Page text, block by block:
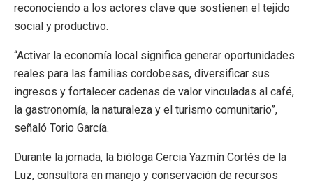
reconociendo a los actores clave que sostienen el tejido
social y productivo.
“Activar la economía local significa generar oportunidades
reales para las familias cordobesas, diversificar sus
ingresos y fortalecer cadenas de valor vinculadas al café,
la gastronomía, la naturaleza y el turismo comunitario”,
señaló Torio García.
Durante la jornada, la bióloga Cercia Yazmín Cortés de la
Luz, consultora en manejo y conservación de recursos